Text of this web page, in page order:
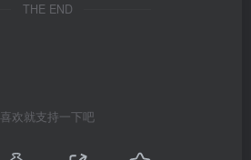
THE END
喜欢就支持一下吧